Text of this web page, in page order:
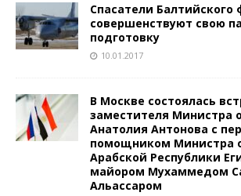
Спасатели Балтийского
совершенствуют свою
подготовку
10.01.2017
В Москве состоялась
заместителя Министра
Анатолия Антонова с
помощником Министра
Арабской Республики
майором Мухаммедом
Альассаром